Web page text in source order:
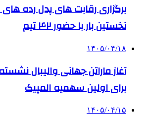
برگزاری رقابت های پدل رده
نخستین بار با حضور ۴۲ تیم
۱۴۰۵/۰۴/۱۸
آغاز ماراتن جهانی والیبال
برای اولین سهمیه المپیک
۱۴۰۵/۰۴/۱۵